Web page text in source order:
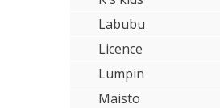
Labubu
Licence
Lumpin
Maisto